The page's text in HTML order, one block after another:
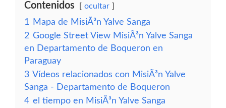
Contenidos ocultar
1
Mapa de MisiÃ³n Yalve Sanga
2 Google Street View MisiÃ³n Yalve Sanga
en Departamento de Boqueron en
Paraguay
3 Vídeos relacionados con MisiÃ³n Yalve
Sanga - Departamento de Boqueron
4 el tiempo en MisiÃ³n Yalve Sanga